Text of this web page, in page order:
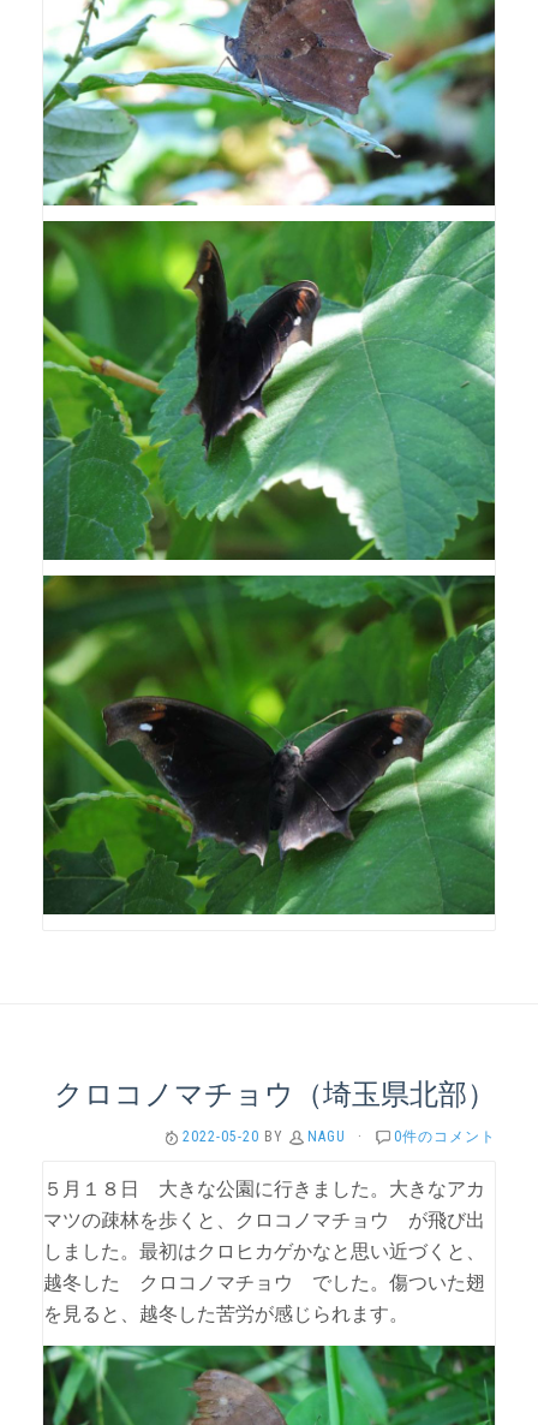
クロコノマチョウ（埼玉県北部）
2022-05-20 BY NAGU · 0件のコメント
５月１８日 大きな公園に行きました。大きなアカ
マツの疎林を歩くと、クロコノマチョウ が飛び出
しました。最初はクロヒカゲかなと思い近づくと、
越冬した クロコノマチョウ でした。傷ついた翅
を見ると、越冬した苦労が感じられます。